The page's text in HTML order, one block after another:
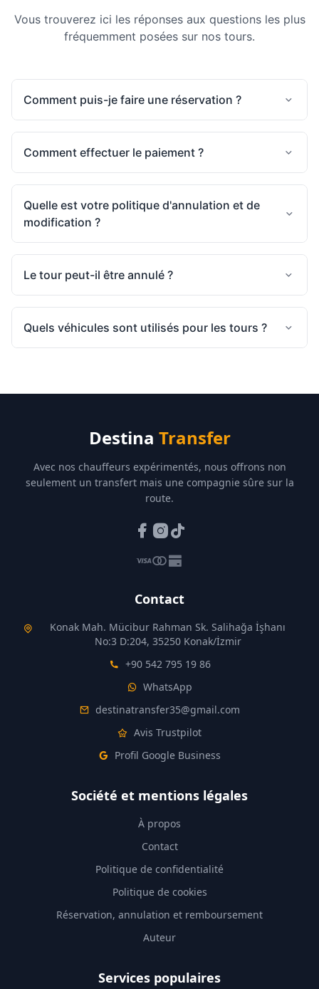
Vous trouverez ici les réponses aux questions les plus
fréquemment posées sur nos tours.
Comment puis-je faire une réservation ?
Comment effectuer le paiement ?
Quelle est votre politique d'annulation et de
modification ?
Le tour peut-il être annulé ?
Quels véhicules sont utilisés pour les tours ?
Destina Transfer
Avec nos chauffeurs expérimentés, nous offrons non
seulement un transfert mais une compagnie sûre sur la
route.
Contact
Konak Mah. Mücibur Rahman Sk. Salihağa İşhanı
No:3 D:204, 35250 Konak/İzmir
+90 542 795 19 86
WhatsApp
destinatransfer35@gmail.com
Avis Trustpilot
Profil Google Business
Société et mentions légales
À propos
Contact
Politique de confidentialité
Politique de cookies
Réservation, annulation et remboursement
Auteur
Services populaires